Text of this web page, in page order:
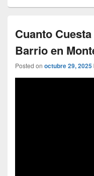
Cuanto
Barrio en
Posted on octubre 29, 2025